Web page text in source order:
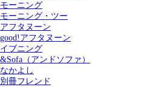
モーニング
モーニング・ツー
アフタヌーン
good!アフタヌーン
イブニング
&Sofa（アンドソファ）
なかよし
別冊フレンド